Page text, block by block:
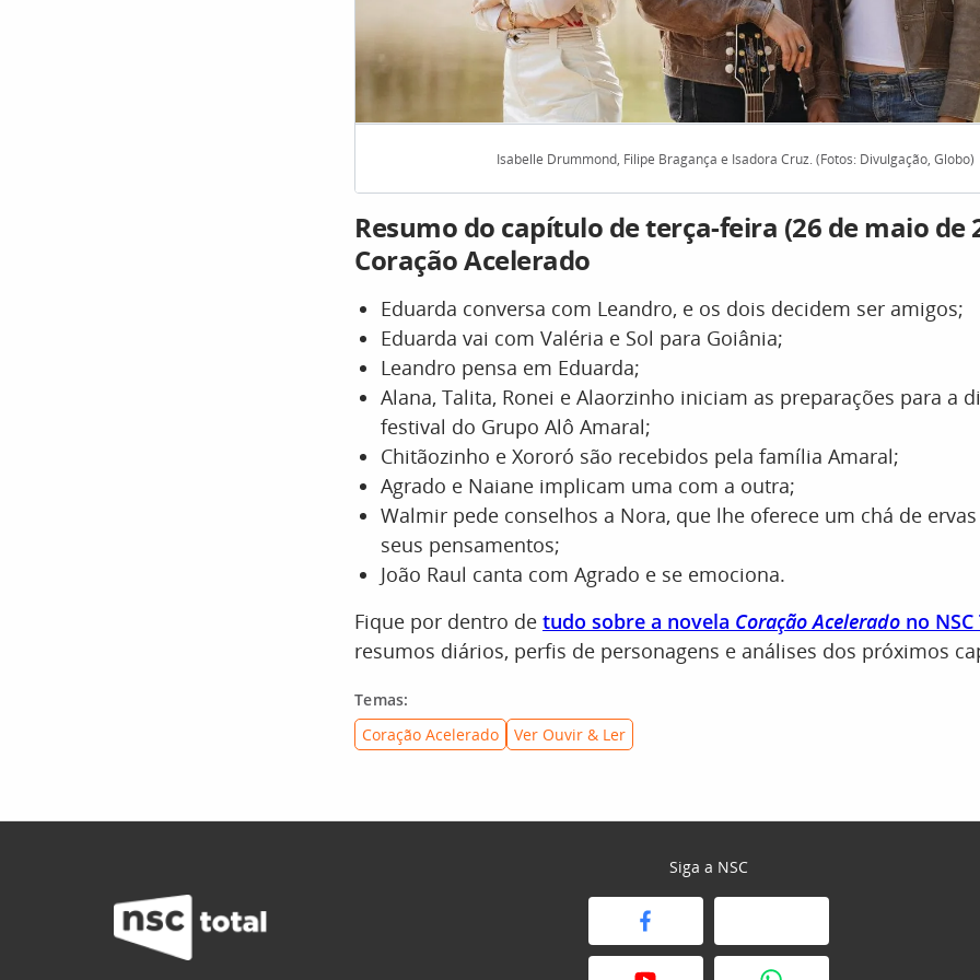
Isabelle Drummond, Filipe Bragança e Isadora Cruz. (Fotos: Divulgação, Globo)
Resumo do capítulo de terça-feira (26 de maio de
Coração Acelerado
Eduarda conversa com Leandro, e os dois decidem ser amigos;
Eduarda vai com Valéria e Sol para Goiânia;
Leandro pensa em Eduarda;
Alana, Talita, Ronei e Alaorzinho iniciam as preparações para a
festival do Grupo Alô Amaral;
Chitãozinho e Xororó são recebidos pela família Amaral;
Agrado e Naiane implicam uma com a outra;
Walmir pede conselhos a Nora, que lhe oferece um chá de
seus pensamentos;
João Raul canta com Agrado e se emociona.
Fique por dentro de tudo sobre a novela Coração Acelerado no
resumos diários, perfis de personagens e análises dos próximos
Temas:
Coração Acelerado
Ver Ouvir & Ler
Siga a NSC